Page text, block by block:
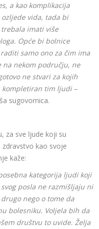
a kao komplikacija
vida, tada bi
imati više
Opće bi bolnice
samo ono za čim ima
na nekom području, ne
ne stvari za kojih
kompletiran tim ljudi–
sugovornica.
za sve ljude koji su
zdravstvo kao svoje
kaže:
kategorija ljudi koji
posla ne razmišljaju ni
nego o tome da
bolesniku. Voljela bih da
društvu to uvide. Želja